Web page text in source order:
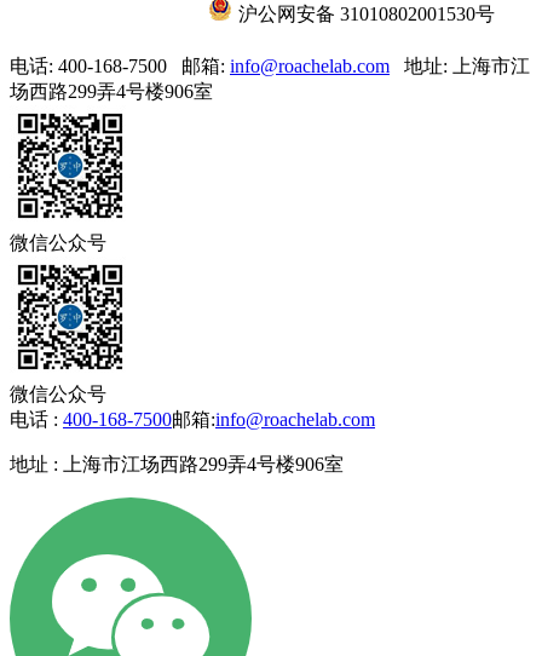
沪公网安备 31010802001530号
电话: 400-168-7500 邮箱: info@roachelab.com‍
地址: 上海市江
场西路299弄4号楼906室
微信公众号
微信公众号
电话 : 400-168-7500邮箱:info@roachelab.com‍
地址 : 上海市江场西路299弄4号楼906室